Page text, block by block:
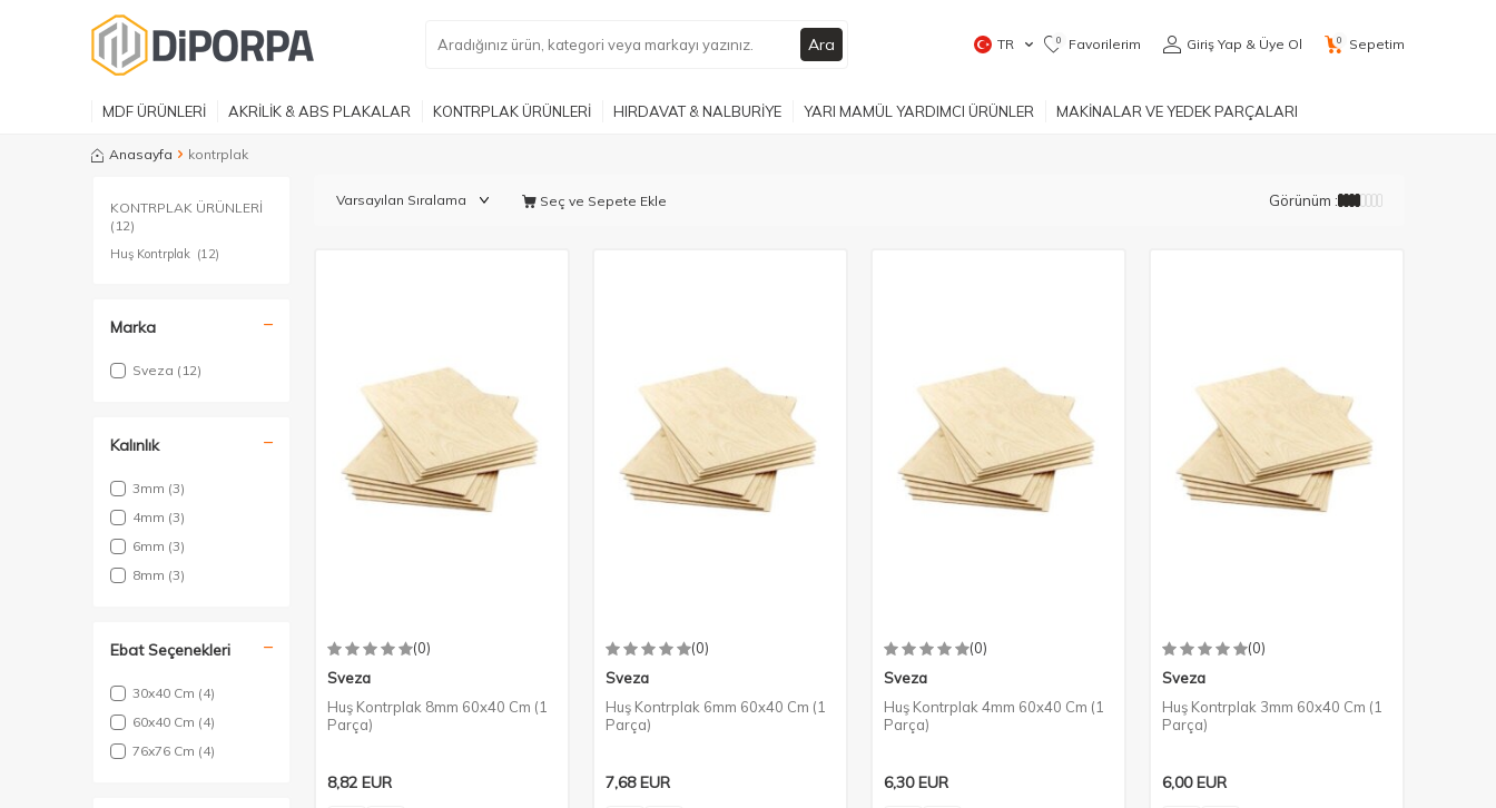
Ara TR 0 Favorilerim Giriş Yap & Üye Ol 0 Sepetim
MDF ÜRÜNLERİ AKRİLİK & ABS PLAKALAR KONTRPLAK ÜRÜNLERİ HIRDAVAT & NALBURİYE YARI MAMÜL YARDIMCI ÜRÜNLER MAKİNALAR VE YEDEK PARÇALARI
Anasayfa kontrplak
KONTRPLAK ÜRÜNLERİ
(12)
Huş Kontrplak (12)
Marka
Sveza (12)
Kalınlık
3mm (3)
4mm (3)
6mm (3)
8mm (3)
Ebat Seçenekleri
30x40 Cm (4)
60x40 Cm (4)
76x76 Cm (4)
Seç ve Sepete Ekle Görünüm :
(0)
Sveza
Huş Kontrplak 8mm 60x40 Cm (1
Parça)
8,82 EUR
(0)
Sveza
Huş Kontrplak 6mm 60x40 Cm (1
Parça)
7,68EUR
(0)
Sveza
Huş Kontrplak 4mm 60x40 Cm (1
Parça)
6,30EUR
(0)
Sveza
Huş Kontrplak 3mm 60x40 Cm (1
Parça)
6,00EUR